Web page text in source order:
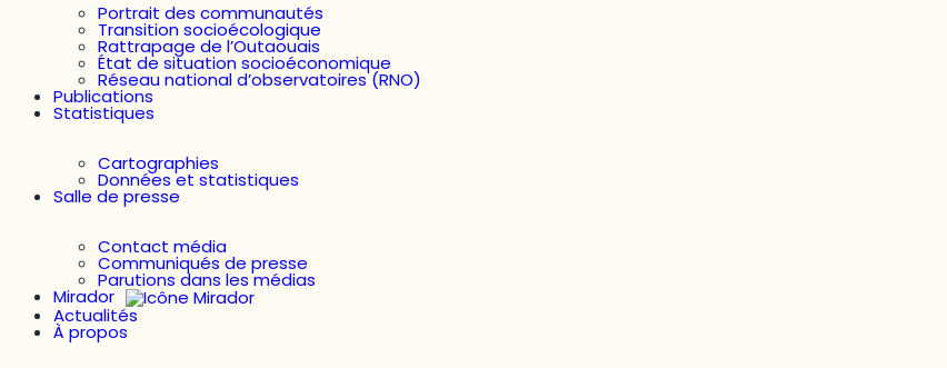
Portrait des communautés
Transition socioécologique
Rattrapage de l’Outaouais
État de situation socioéconomique
Réseau national d’observatoires (RNO)
Publications
Statistiques
Cartographies
Données et statistiques
Salle de presse
Contact média
Communiqués de presse
Parutions dans les médias
Mirador
Actualités
À propos